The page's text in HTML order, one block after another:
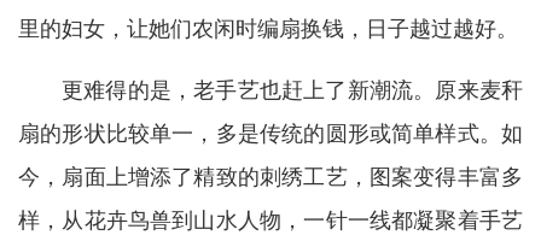
里的妇女，让她们农闲时编扇换钱，日子越过越好。
更难得的是，老手艺也赶上了新潮流。原来麦秆
扇的形状比较单一，多是传统的圆形或简单样式。如
今，扇面上增添了精致的刺绣工艺，图案变得丰富多
样，从花卉鸟兽到山水人物，一针一线都凝聚着手艺